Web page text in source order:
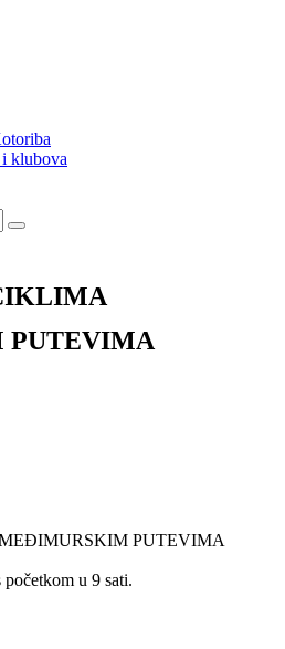
klubova
PUTEVIMA
u 9 sati.